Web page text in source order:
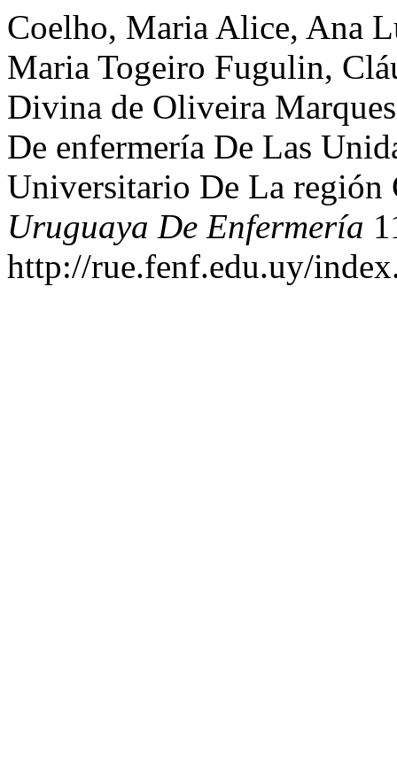
Coelho, Maria Alice, Ana
Maria Togeiro Fugulin,
Divina de Oliveira
De enfermería De Las
Universitario De La región
Uruguaya De Enfermería
http://rue.fenf.edu.uy/